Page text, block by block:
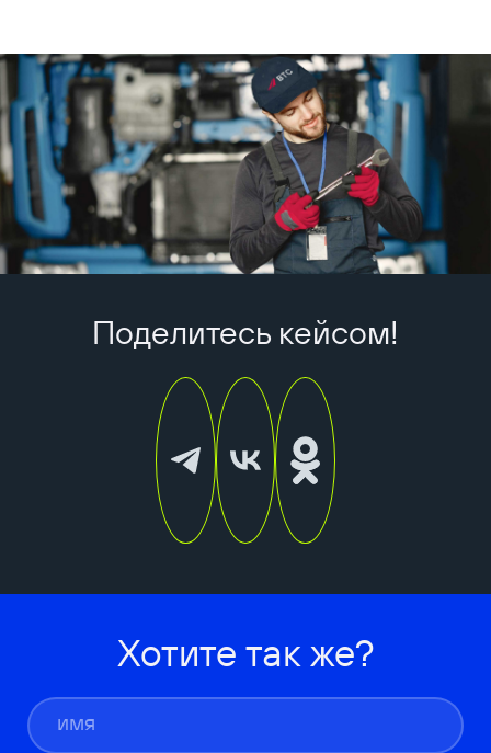
Поделитесь кейсом!
Хотите так же?